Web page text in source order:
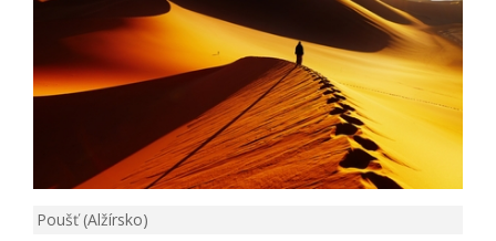
Poušť (Alžírsko)